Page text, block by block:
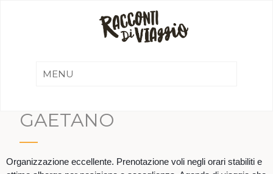
GAETANO
Organizzazione eccellente. Prenotazione voli negli orari stabiliti e